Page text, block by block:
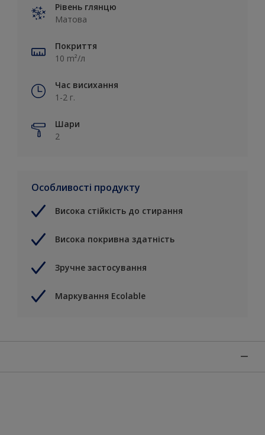
Рівень глянцю
Матова
Покриття
10 m²/л
Час висихання
1-2 г.
Шари
2
Особливості продукту
Висока стійкість до стирання
Висока покривна здатність
Зручне застосування
Маркування Ecolable